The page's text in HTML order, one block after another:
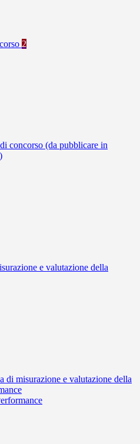
2
concorso (da pubblicare in
e valutazione della
di misurazione e valutazione della